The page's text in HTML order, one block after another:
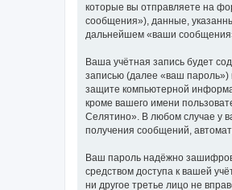
которые вы отправляете на
сообщения»), данные,
дальнейшем «ваши
Ваша учётная запись будет
записью (далее «ваш
защите компьютерной
кроме вашего имени
Селятино». В любом случае у
получения сообщений,
Ваш пароль надёжно
средством доступа к вашей
ни другое третье лицо не